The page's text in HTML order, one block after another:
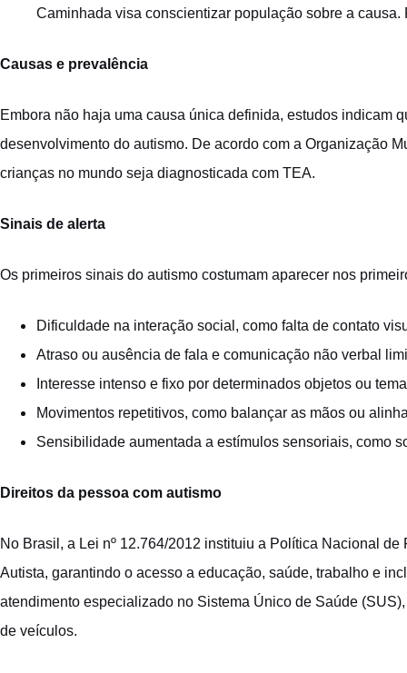
Caminhada visa conscientizar população sobre a
Causas e prevalência
Embora não haja uma causa única definida, estudos indicam
desenvolvimento do autismo. De acordo com a Organização
crianças no mundo seja diagnosticada com TEA.
Sinais de alerta
Os primeiros sinais do autismo costumam aparecer nos
Dificuldade na interação social, como falta de contato
Atraso ou ausência de fala e comunicação não verbal
Interesse intenso e fixo por determinados objetos ou
Movimentos repetitivos, como balançar as mãos ou
Sensibilidade aumentada a estímulos sensoriais, como
Direitos da pessoa com autismo
No Brasil, a Lei nº 12.764/2012 instituiu a Política Nacional
Autista, garantindo o acesso a educação, saúde, trabalho e
atendimento especializado no Sistema Único de Saúde
de veículos.